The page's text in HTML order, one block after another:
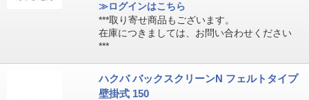
≫ログインはこちら
***取り寄せ商品もございます。
在庫につきましては、お問い合わせください
***
ハクバ バックスクリーンN フェルトタイプ
壁掛式 150